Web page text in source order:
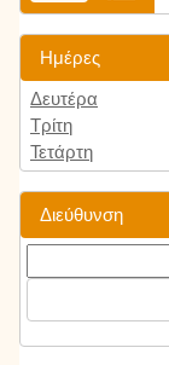
Ημέρες
Δευτέρα
Τρίτη
Τετάρτη
Διεύθυνση